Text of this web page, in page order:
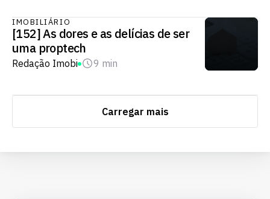
IMOBILIÁRIO
[152] As dores e as delícias de ser
uma proptech
Redação Imobi 9 min
Carregar mais